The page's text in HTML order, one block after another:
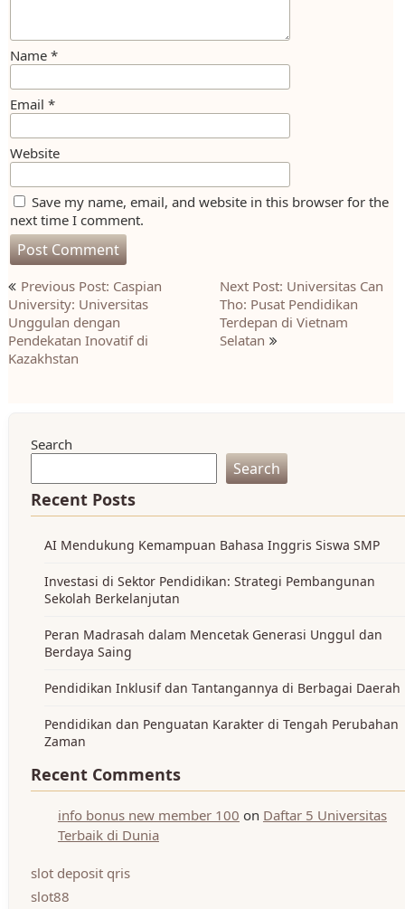
Name *
Email *
Website
Save my name, email, and website in this browser for the
next time I comment.
Post
navigation
Previous Post: Caspian
University: Universitas
Unggulan dengan
Pendekatan Inovatif di
Kazakhstan
Next Post: Universitas Can
Tho: Pusat Pendidikan
Terdepan di Vietnam
Selatan
Search
Search
Recent Posts
AI Mendukung Kemampuan Bahasa Inggris Siswa SMP
Investasi di Sektor Pendidikan: Strategi Pembangunan
Sekolah Berkelanjutan
Peran Madrasah dalam Mencetak Generasi Unggul dan
Berdaya Saing
Pendidikan Inklusif dan Tantangannya di Berbagai Daerah
Pendidikan dan Penguatan Karakter di Tengah Perubahan
Zaman
Recent Comments
info bonus new member 100 on Daftar 5 Universitas
Terbaik di Dunia
slot deposit qris
slot88